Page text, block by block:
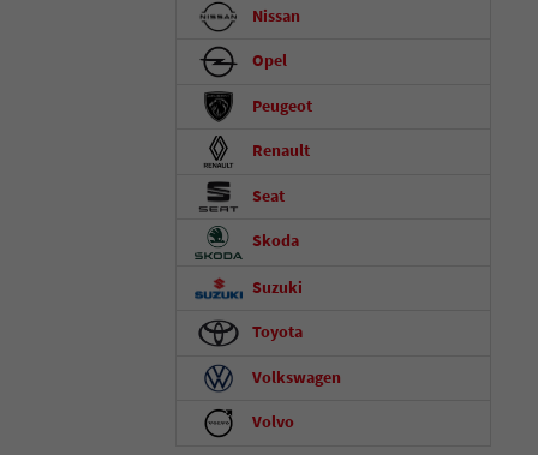
Nissan
Opel
Peugeot
Renault
Seat
Skoda
Suzuki
Toyota
Volkswagen
Volvo